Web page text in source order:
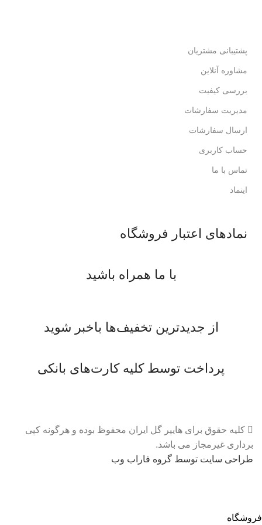
پشتیبانی مشتریان
مشاوره آنلاین
بررسی کیفیت
مدیریت سفارشات
ارسال سفارشات
حساب کاربری
تماس با ما
اینماد
نمادهای اعتبار فروشگاه
با ما همراه باشید
از جدیدترین تخفیف‌ها باخبر شوید
پرداخت توسط کلیه کارت‌های بانکی
کلیه حقوق برای هایپر گل ایران محفوظ بوده و هرگونه کپی
برداری غیرمجاز می باشد.
طراحی سایت توسط گروه فاراب وب
فروشگاه